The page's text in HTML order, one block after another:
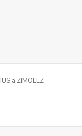
a ZIMOLEZ